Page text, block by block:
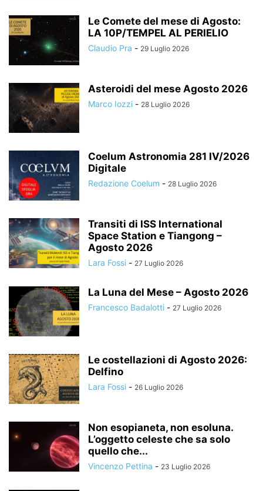
Le Comete del mese di Agosto:
LA 10P/TEMPEL AL PERIELIO
Claudio Pra - 29 Luglio 2026
Asteroidi del mese Agosto 2026
Marco Iozzi - 28 Luglio 2026
Coelum Astronomia 281 IV/2026
Digitale
Redazione Coelum - 28 Luglio 2026
Transiti di ISS International
Space Station e Tiangong –
Agosto 2026
Lara Fossi - 27 Luglio 2026
La Luna del Mese – Agosto 2026
Francesco Badalotti - 27 Luglio 2026
Le costellazioni di Agosto 2026:
Delfino
Lara Fossi - 26 Luglio 2026
Non esopianeta, non esoluna.
L’oggetto celeste che sa solo
quello che...
Vincenzo Pettina - 23 Luglio 2026